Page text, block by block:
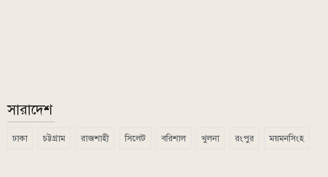
সারাদেশ
ঢাকা চট্টগ্রাম রাজশাহী সিলেট বরিশাল খুলনা রংপুর ময়মনসিংহ